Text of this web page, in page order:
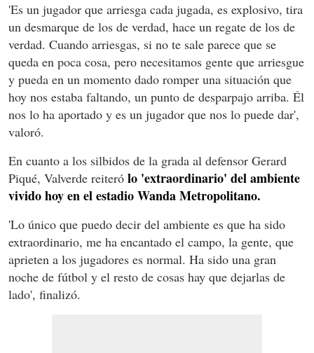
'Es un jugador que arriesga cada jugada, es explosivo, tira
un desmarque de los de verdad, hace un regate de los de
verdad. Cuando arriesgas, si no te sale parece que se
queda en poca cosa, pero necesitamos gente que arriesgue
y pueda en un momento dado romper una situación que
hoy nos estaba faltando, un punto de desparpajo arriba. Él
nos lo ha aportado y es un jugador que nos lo puede dar',
valoró.
En cuanto a los silbidos de la grada al defensor Gerard
Piqué, Valverde reiteró lo 'extraordinario' del ambiente
vivido hoy en el estadio Wanda Metropolitano.
'Lo único que puedo decir del ambiente es que ha sido
extraordinario, me ha encantado el campo, la gente, que
aprieten a los jugadores es normal. Ha sido una gran
noche de fútbol y el resto de cosas hay que dejarlas de
lado', finalizó.